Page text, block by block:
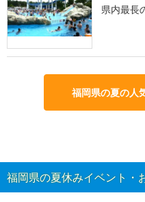
県内最長
福岡県の夏の人
福岡県の夏休みイベント・